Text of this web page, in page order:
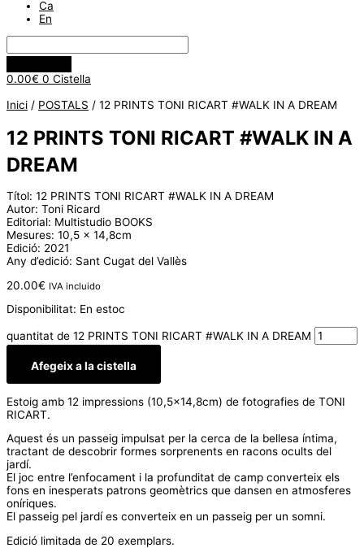
Ca
En
0.00€ 0 Cistella
Inici / POSTALS / 12 PRINTS TONI RICART #WALK IN A DREAM
12 PRINTS TONI RICART #WALK IN A
DREAM
Títol: 12 PRINTS TONI RICART #WALK IN A DREAM
Autor: Toni Ricard
Editorial: Multistudio BOOKS
Mesures: 10,5 × 14,8cm
Edició: 2021
Any d’edició: Sant Cugat del Vallès
20.00€ IVA incluido
Disponibilitat: En estoc
quantitat de 12 PRINTS TONI RICART #WALK IN A DREAM
Afegeix a la cistella
Estoig amb 12 impressions (10,5×14,8cm) de fotografies de TONI
RICART.
Aquest és un passeig impulsat per la cerca de la bellesa íntima,
tractant de descobrir formes sorprenents en racons ocults del
jardí.
El joc entre l’enfocament i la profunditat de camp converteix els
fons en inesperats patrons geomètrics que dansen en atmosferes
oníriques.
El passeig pel jardí es converteix en un passeig per un somni.
Edició limitada de 20 exemplars.